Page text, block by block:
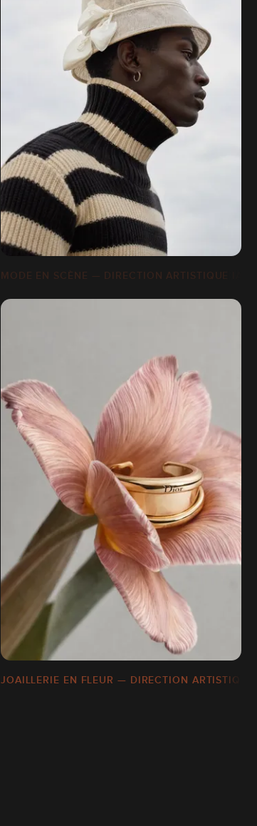
MODE EN SCÈNE — DIRECTION ARTISTIQUE IA
JOAILLERIE EN FLEUR — DIRECTION